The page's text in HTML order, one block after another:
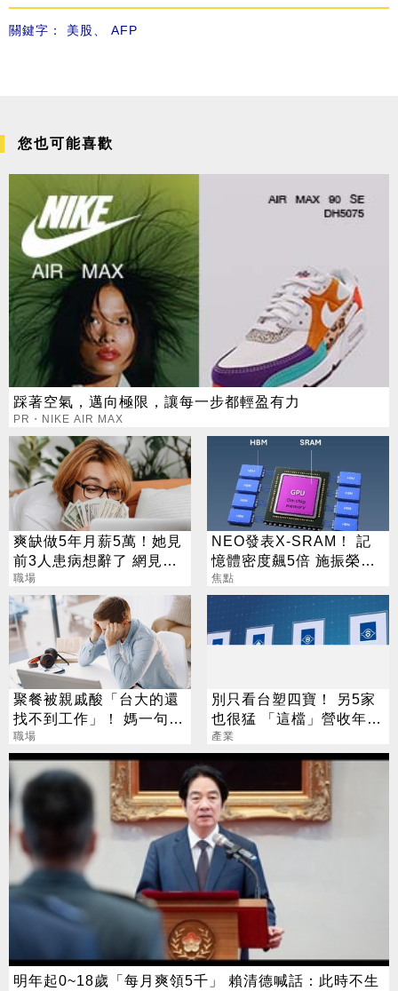
關鍵字： 美股 AFP
您也可能喜歡
踩著空氣，邁向極限，讓每一步都輕盈有力
PR・NIKE AIR MAX
爽缺做5年月薪5萬！她見
前3人患病想辭了 網見細
節：不理解
職場
NEO發表X-SRAM！ 記
憶體密度飆5倍 施振榮：
半導體迎新革命
焦點
聚餐被親戚酸「台大的還
找不到工作」！ 媽一句神
回戰場秒靜音
職場
別只看台塑四寶！ 另5家
也很猛 「這檔」營收年增
衝7倍
產業
明年起0~18歲「每月爽領5千」 賴清德喊話：此時不生